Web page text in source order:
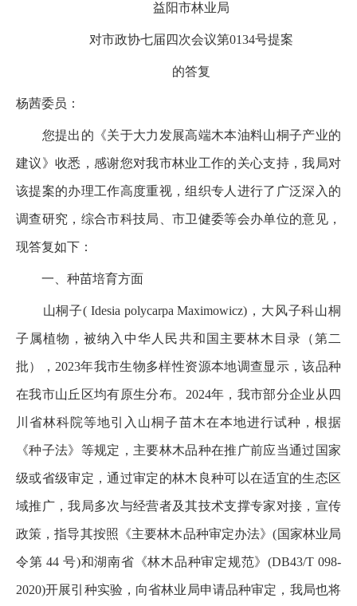
益阳市林业局
对市政协七届四次会议第0134号提案
的答复
杨茜委员：
您提出的《关于大力发展高端木本油料山桐子产业的
建议》收悉，感谢您对我市林业工作的关心支持，我局对
该提案的办理工作高度重视，组织专人进行了广泛深入的
调查研究，综合市科技局、市卫健委等会办单位的意见，
现答复如下：
一、种苗培育方面
山桐子( Idesia polycarpa Maximowicz)，大风子科山桐
子属植物，被纳入中华人民共和国主要林木目录（第二
批），2023年我市生物多样性资源本地调查显示，该品种
在我市山丘区均有原生分布。2024年，我市部分企业从四
川省林科院等地引入山桐子苗木在本地进行试种，根据
《种子法》等规定，主要林木品种在推广前应当通过国家
级或省级审定，通过审定的林木良种可以在适宜的生态区
域推广，我局多次与经营者及其技术支撑专家对接，宣传
政策，指导其按照《主要林木品种审定办法》(国家林业局
令第 44 号)和湖南省《林木品种审定规范》(DB43/T 098-
2020)开展引种实验，向省林业局申请品种审定，我局也将